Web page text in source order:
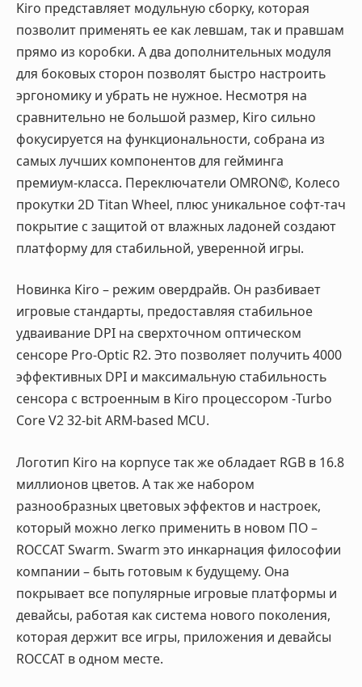
Kiro представляет модульную сборку, которая
позволит применять ее как левшам, так и правшам
прямо из коробки. А два дополнительных модуля
для боковых сторон позволят быстро настроить
эргономику и убрать не нужное. Несмотря на
сравнительно не большой размер, Kiro сильно
фокусируется на функциональности, собрана из
самых лучших компонентов для гейминга
премиум-класса. Переключатели OMRON©, Колесо
прокутки 2D Titan Wheel, плюс уникальное софт-тач
покрытие с защитой от влажных ладоней создают
платформу для стабильной, уверенной игры.
Новинка Kiro – режим овердрайв. Он разбивает
игровые стандарты, предоставляя стабильное
удваивание DPI на сверхточном оптическом
сенсоре Pro-Optic R2. Это позволяет получить 4000
эффективных DPI и максимальную стабильность
сенсора с встроенным в Kiro процессором -Turbo
Core V2 32-bit ARM-based MCU.
Логотип Kiro на корпусе так же обладает RGB в 16.8
миллионов цветов. А так же набором
разнообразных цветовых эффектов и настроек,
который можно легко применить в новом ПО –
ROCCAT Swarm. Swarm это инкарнация философии
компании – быть готовым к будущему. Она
покрывает все популярные игровые платформы и
девайсы, работая как система нового поколения,
которая держит все игры, приложения и девайсы
ROCCAT в одном месте.